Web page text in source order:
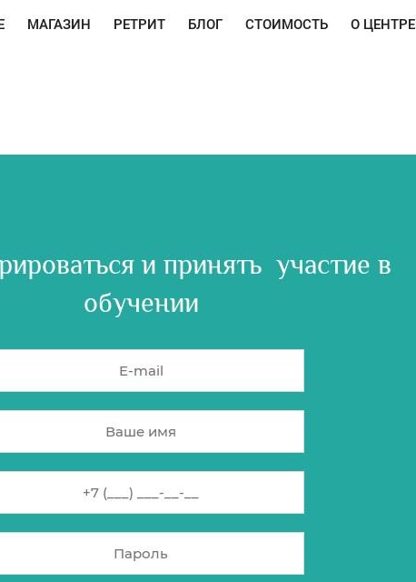
МАГАЗИН РЕТРИТ БЛОГ СТОИМОСТЬ О ЦЕНТРЕ
и принять участие в
обучении